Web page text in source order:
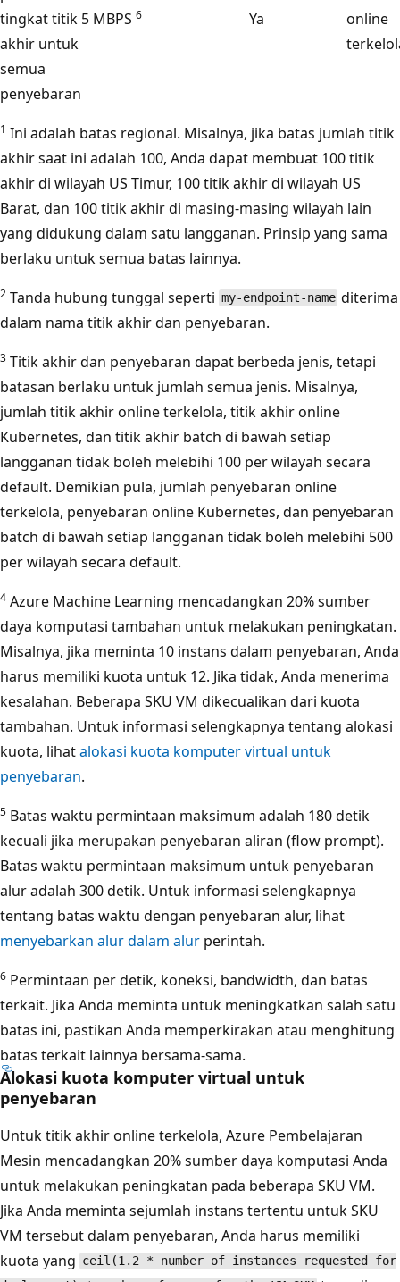
tingkat titik
akhir untuk
semua
penyebaran
5 MBPS 6 Ya
online
1 Ini adalah batas regional. Misalnya, jika batas jumlah titik
akhir saat ini adalah 100, Anda dapat membuat 100 titik
akhir di wilayah US Timur, 100 titik akhir di wilayah US
Barat, dan 100 titik akhir di masing-masing wilayah lain
yang didukung dalam satu langganan. Prinsip yang sama
berlaku untuk semua batas lainnya.
2 Tanda hubung tunggal seperti my-endpoint-name diterima
dalam nama titik akhir dan penyebaran.
3 Titik akhir dan penyebaran dapat berbeda jenis, tetapi
batasan berlaku untuk jumlah semua jenis. Misalnya,
jumlah titik akhir online terkelola, titik akhir online
Kubernetes, dan titik akhir batch di bawah setiap
langganan tidak boleh melebihi 100 per wilayah secara
default. Demikian pula, jumlah penyebaran online
terkelola, penyebaran online Kubernetes, dan penyebaran
batch di bawah setiap langganan tidak boleh melebihi 500
per wilayah secara default.
4 Azure Machine Learning mencadangkan 20% sumber
daya komputasi tambahan untuk melakukan peningkatan.
Misalnya, jika meminta 10 instans dalam penyebaran, Anda
harus memiliki kuota untuk 12. Jika tidak, Anda menerima
kesalahan. Beberapa SKU VM dikecualikan dari kuota
tambahan. Untuk informasi selengkapnya tentang alokasi
kuota, lihatalokasi kuota komputer virtual untuk
penyebaran.
5 Batas waktu permintaan maksimum adalah 180 detik
kecuali jika merupakan penyebaran aliran (flow prompt).
Batas waktu permintaan maksimum untuk penyebaran
alur adalah 300 detik. Untuk informasi selengkapnya
tentang batas waktu dengan penyebaran alur, lihat
menyebarkan alur dalam alur perintah.
6 Permintaan per detik, koneksi, bandwidth, dan batas
terkait. Jika Anda meminta untuk meningkatkan salah satu
batas ini, pastikan Anda memperkirakan atau menghitung
batas terkait lainnya bersama-sama.
Alokasi kuota komputer virtual untuk
penyebaran
Untuk titik akhir online terkelola, Azure Pembelajaran
Mesin mencadangkan 20% sumber daya komputasi Anda
untuk melakukan peningkatan pada beberapa SKU VM.
Jika Anda meminta sejumlah instans tertentu untuk SKU
VM tersebut dalam penyebaran, Anda harus memiliki
kuota yang ceil(1.2 * number of instances requested for